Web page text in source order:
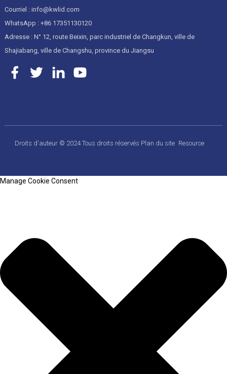
Courriel : info@kwlid.com
WhatsApp : +86 17351130120
Adresse : N° 12, route Beixin, parc industriel de Changkun, ville de
Shajiabang, ville de Changshu, province du Jiangsu
Droits d'auteur © 2024 Tous droits réservés Plan du site Resource
Manage Cookie Consent